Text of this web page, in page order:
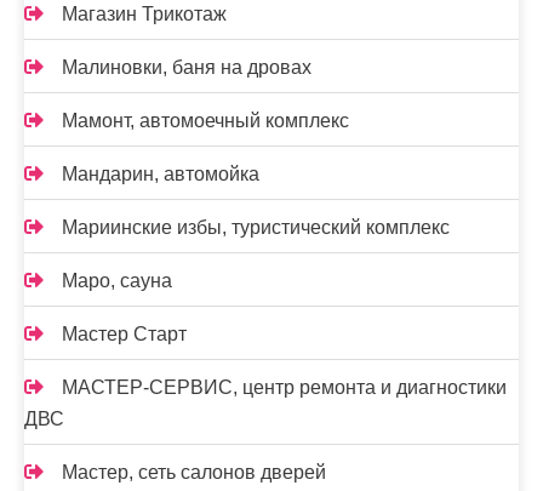
Магазин Трикотаж
Малиновки, баня на дровах
Мамонт, автомоечный комплекс
Мандарин, автомойка
Мариинские избы, туристический комплекс
Маро, сауна
Мастер Старт
МАСТЕР-СЕРВИС, центр ремонта и диагностики
ДВС
Мастер, сеть салонов дверей